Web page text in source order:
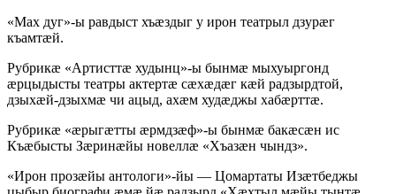
«Мах дуг»-ы равдыст хъӕздыг у ирон театрыл дзурӕг
къамтӕй.
Рубрикӕ «Артисттӕ худынц»-ы бынмӕ мыхуыргонд
ӕрцыдысты театры актертӕ сӕхӕдӕг кӕй радзырдтой,
дзыхӕй-дзыхмӕ чи ацыд, ахӕм худӕджы хабӕрттӕ.
Рубрикӕ «ӕрыгӕтты ӕрмдзӕф»-ы бынмӕ бакӕсӕн ис
Къӕбысты Зӕринӕйы новеллӕ «Хъазӕн чындз».
«Ирон прозӕйы антологи»-йы — Цомартаты Изӕтбеджы